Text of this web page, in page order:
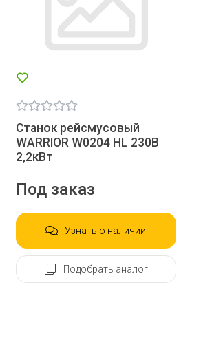
Станок рейсмусовый
WARRIOR W0204 HL 230В
2,2кВт
Под заказ
Узнать о наличии
Подобрать аналог